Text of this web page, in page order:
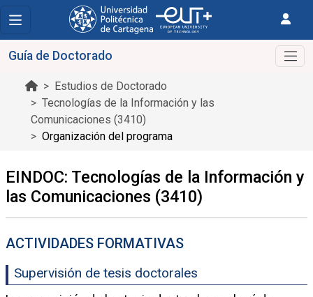
Estudios de Doctorado
Tecnologías de la Información y las
Comunicaciones (3410)
Organización del programa
Guía de Doctorado
EINDOC: Tecnologías de la Información y
las Comunicaciones (3410)
ACTIVIDADES FORMATIVAS
Supervisión de tesis doctorales